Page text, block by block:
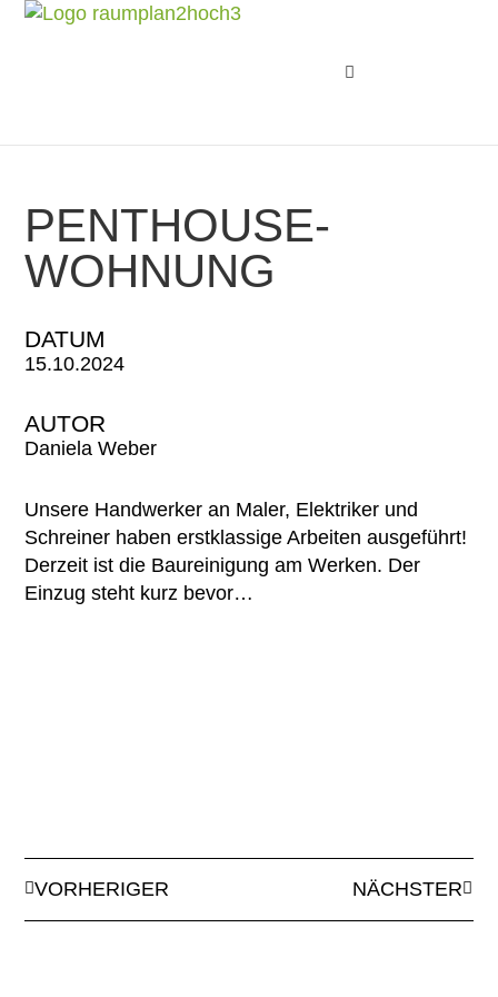
PENTHOUSE-
WOHNUNG
DATUM
15.10.2024
AUTOR
Daniela Weber
Unsere Handwerker an Maler, Elektriker und
Schreiner haben erstklassige Arbeiten ausgeführt!
Derzeit ist die Baureinigung am Werken. Der
Einzug steht kurz bevor…
VORHERIGER NÄCHSTER